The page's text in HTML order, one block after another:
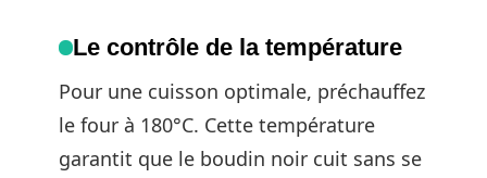
Le contrôle de la température
Pour une cuisson optimale, préchauffez
le four à 180°C. Cette température
garantit que le boudin noir cuit sans se